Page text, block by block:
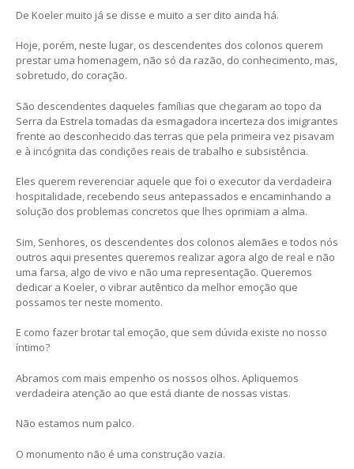
De Koeler muito já se disse e muito a ser dito ainda há.
Hoje, porém, neste lugar, os descendentes dos colonos querem
prestar uma homenagem, não só da razão, do conhecimento, mas,
sobretudo, do coração.
São descendentes daqueles famílias que chegaram ao topo da
Serra da Estrela tomadas da esmagadora incerteza dos imigrantes
frente ao desconhecido das terras que pela primeira vez pisavam
e à incógnita das condições reais de trabalho e subsistência.
Eles querem reverenciar aquele que foi o executor da verdadeira
hospitalidade, recebendo seus antepassados e encaminhando a
solução dos problemas concretos que lhes oprimiam a alma.
Sim, Senhores, os descendentes dos colonos alemães e todos nós
outros aqui presentes queremos realizar agora algo de real e não
uma farsa, algo de vivo e não uma representação. Queremos
dedicar a Koeler, o vibrar autêntico da melhor emoção que
possamos ter neste momento.
E como fazer brotar tal emoção, que sem dúvida existe no nosso
íntimo?
Abramos com mais empenho os nossos olhos. Apliquemos
verdadeira atenção ao que está diante de nossas vistas.
Não estamos num palco.
O monumento não é uma construção vazia.